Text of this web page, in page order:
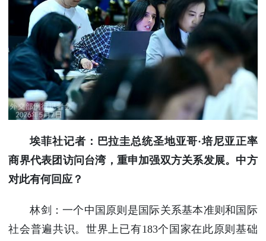
埃菲社记者：巴拉圭总统圣地亚哥·培尼亚正率
商界代表团访问台湾，重申加强双方关系发展。中方
对此有何回应？
林剑：一个中国原则是国际关系基本准则和国际
社会普遍共识。世界上已有183个国家在此原则基础